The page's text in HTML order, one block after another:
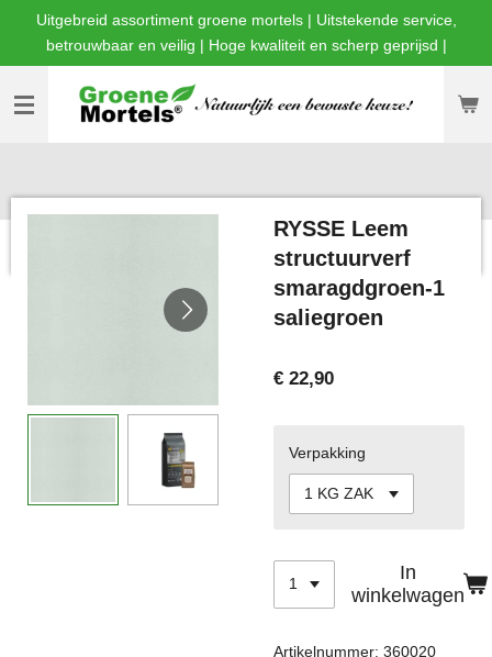
direct
de
hoofdinhoud
Uitgebreid assortiment groene mortels | Uitstekende service,
betrouwbaar en veilig | Hoge kwaliteit en scherp geprijsd |
RYSSE Leem
structuurverf
smaragdgroen-1
saliegroen
€ 22,90
Verpakking
In
winkelwagen
Artikelnummer: 360020